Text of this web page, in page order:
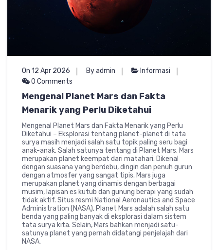
On 12 Apr 2026 By admin
Informasi
0 Comments
Mengenal Planet Mars dan Fakta
Menarik yang Perlu Diketahui
Mengenal Planet Mars dan Fakta Menarik yang Perlu
Diketahui – Eksplorasi tentang planet-planet di tata
surya masih menjadi salah satu topik paling seru bagi
anak-anak. Salah satunya tentang di Planet Mars. Mars
merupakan planet keempat dari matahari. Dikenal
dengan suasana yang berdebu, dingin dan penuh gurun
dengan atmosfer yang sangat tipis. Mars juga
merupakan planet yang dinamis dengan berbagai
musim, lapisan es kutub dan gunung berapi yang sudah
tidak aktif. Situs resmi National Aeronautics and Space
Administration (NASA), Planet Mars adalah salah satu
benda yang paling banyak di eksplorasi dalam sistem
tata surya kita. Selain, Mars bahkan menjadi satu-
satunya planet yang pernah didatangi penjelajah dari
NASA.